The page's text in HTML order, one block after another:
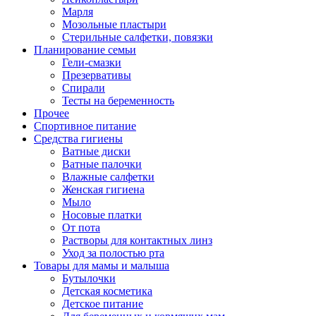
Марля
Мозольные пластыри
Стерильные салфетки, повязки
Планирование семьи
Гели-смазки
Презервативы
Спирали
Тесты на беременность
Прочее
Спортивное питание
Средства гигиены
Ватные диски
Ватные палочки
Влажные салфетки
Женская гигиена
Мыло
Носовые платки
От пота
Растворы для контактных линз
Уход за полостью рта
Товары для мамы и малыша
Бутылочки
Детская косметика
Детское питание